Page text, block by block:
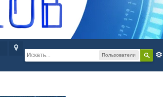
Пользователи